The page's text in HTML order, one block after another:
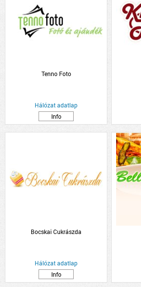
Tenno Foto
Hálózat adatlap
Info
Bocskai Cukrászda
Hálózat adatlap
Info